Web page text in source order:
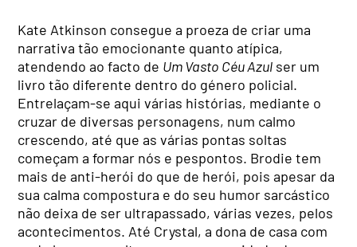
Kate Atkinson consegue a proeza de criar uma
narrativa tão emocionante quanto atípica,
atendendo ao facto de Um Vasto Céu Azul ser um
livro tão diferente dentro do género policial.
Entrelaçam-se aqui várias histórias, mediante o
cruzar de diversas personagens, num calmo
crescendo, até que as várias pontas soltas
começam a formar nós e pespontos. Brodie tem
mais de anti-herói do que de herói, pois apesar da
sua calma compostura e do seu humor sarcástico
não deixa de ser ultrapassado, várias vezes, pelos
acontecimentos. Até Crystal, a dona de casa com